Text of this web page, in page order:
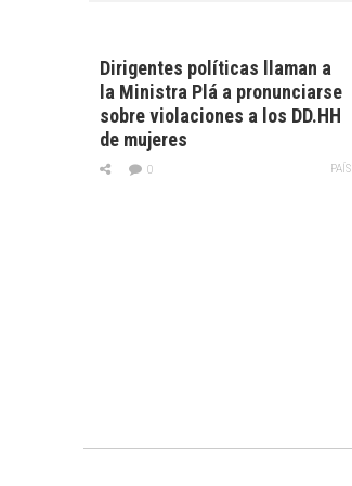
Dirigentes políticas llaman a
la Ministra Plá a pronunciarse
sobre violaciones a los DD.HH
de mujeres
PAÍS
0